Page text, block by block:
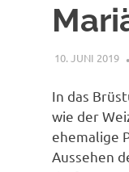
10. JUNI 2019
In das
wie der
ehemalige
Aussehen